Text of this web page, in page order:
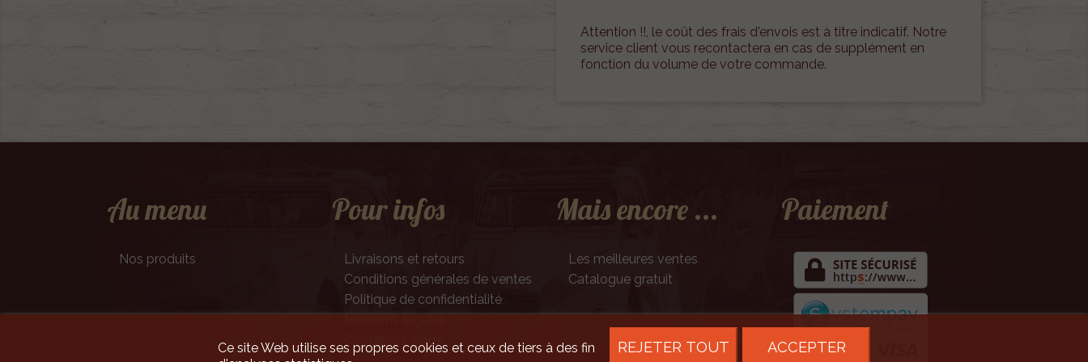
Attention !!, le coût des frais d'envois est à titre indicatif. Notre
service client vous recontactera en cas de supplément en
fonction du volume de votre commande.
Au menu
Nos produits
Pour infos
Livraisons et retours
Conditions générales de ventes
Politique de confidentialité
Contactez-nous
Mais encore ...
Les meilleures ventes
Catalogue gratuit
Paiement
Ce site Web utilise ses propres cookies et ceux de tiers à des fin
REJETER TOUT ACCEPTER